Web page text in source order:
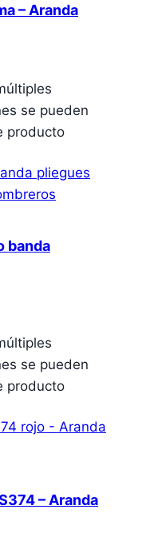
– Aranda
se pueden
producto
banda
se pueden
producto
– Aranda